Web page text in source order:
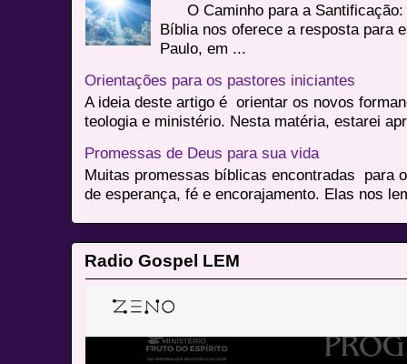
O Caminho para a Santificação:
Bíblia nos oferece a resposta para
Paulo, em ...
Orientações para os pastores iniciantes
A ideia deste artigo é orientar os novos
teologia e ministério. Nesta matéria, estarei
Promessas de Deus para sua vida
Muitas promessas bíblicas encontradas para
de esperança, fé e encorajamento. Elas nos
Radio Gospel LEM